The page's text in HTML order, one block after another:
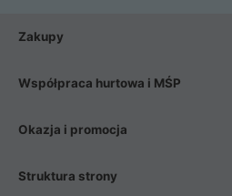
Zakupy
Współpraca hurtowa i MŚP
Okazja i promocja
Struktura strony